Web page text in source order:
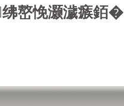
绋嶅悗灏濊瘯銆�